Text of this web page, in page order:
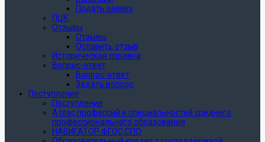
Подать заявку
ПЦК
Отзывы
Отзывы
Оставить отзыв
Историческая справка
Вопрос-ответ
Вопрос-ответ
Задать вопрос
Поступление
Поступление
Атлас профессий и специальностей среднего
профессионального образования
НАВИГАТОР ФГОС СПО